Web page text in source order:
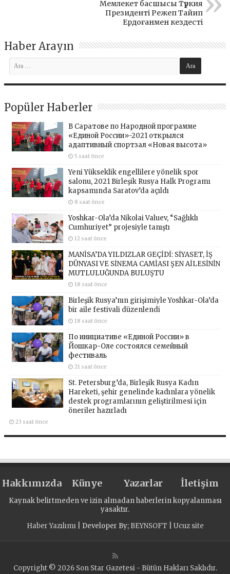
Мемлекет басшысы Түркия
Президенті Режеп Тайип
Ердоғанмен кездесті
Haber Arayın
Popüler Haberler
В Саратове по Народной программе
«Единой России»-2021 открылся
адаптивный спортзал «Новая высота»
5 saat önce
Yeni Yükseklik engellilere yönelik spor
salonu, 2021 Birleşik Rusya Halk Programı
kapsamında Saratov’da açıldı
8 saat önce
Yoshkar-Ola’da Nikolai Valuev, “Sağlıklı
Cumhuriyet” projesiyle tanıştı
12 saat önce
MANİSA’DA YILDIZLAR GEÇİDİ: SİYASET, İŞ
DÜNYASI VE SİNEMA CAMİASI ŞEN AİLESİNİN
MUTLULUĞUNDA BULUŞTU
18 saat önce
Birleşik Rusya’nın girişimiyle Yoshkar-Ola’da
bir aile festivali düzenlendi
18 saat önce
По инициативе «Единой России» в
Йошкар-Оле состоялся семейный
фестиваль
21 saat önce
St. Petersburg’da, Birleşik Rusya Kadın
Hareketi, şehir genelinde kadınlara yönelik
destek programlarının geliştirilmesi için
öneriler hazırladı
23 saat önce
Hakkımızda Künye Yazarlar İletişim
Kaynak belirtmeden ve izin almadan haberlerin kopyalanması
yasaktır.
Haber Yazılımı| Developer By; BEYNSOFT Ucuz site
Copyright © 2026 Son Star Gazetesi - Bütün Hakları Saklıdır.